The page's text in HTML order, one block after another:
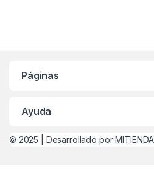
Páginas
Ayuda
© 2025 | Desarrollado por